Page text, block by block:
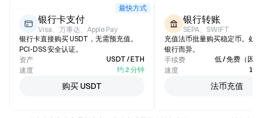
最快方式
银行卡支付
Visa、万事达、Apple Pay
银行卡直接购买 USDT，无需预充值。
PCI-DSS 安全认证。
资产
USDT / ETH
速度
约 2 分钟
购买 USDT
银行转账
SEPA、SWIFT
充值法币批量购买稳定币。处
银行而异。
手续费
低 / 免费（因
速度
法币充值